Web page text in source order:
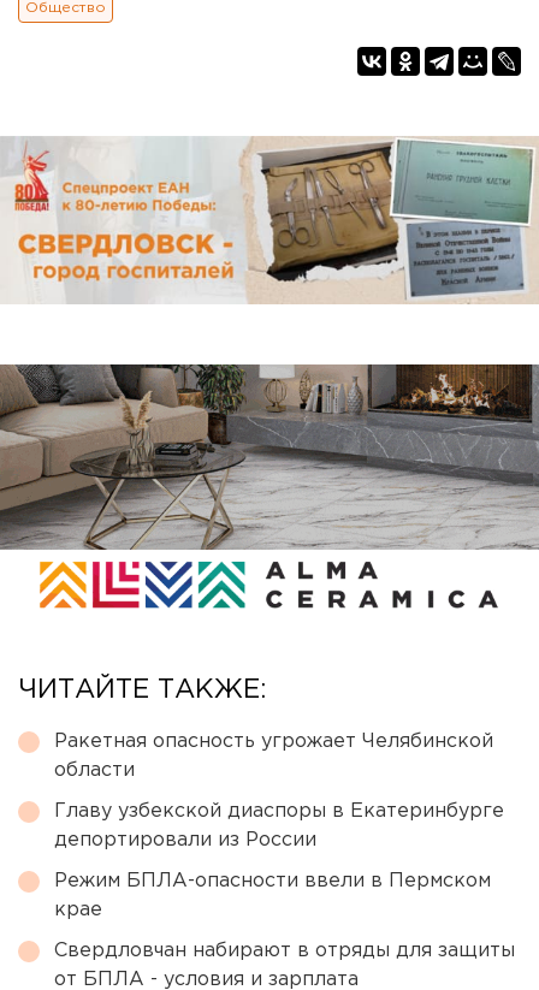
Общество
ЧИТАЙТЕ ТАКЖЕ:
Ракетная опасность угрожает Челябинской
области
Главу узбекской диаспоры в Екатеринбурге
депортировали из России
Режим БПЛА-опасности ввели в Пермском
крае
Свердловчан набирают в отряды для защиты
от БПЛА - условия и зарплата